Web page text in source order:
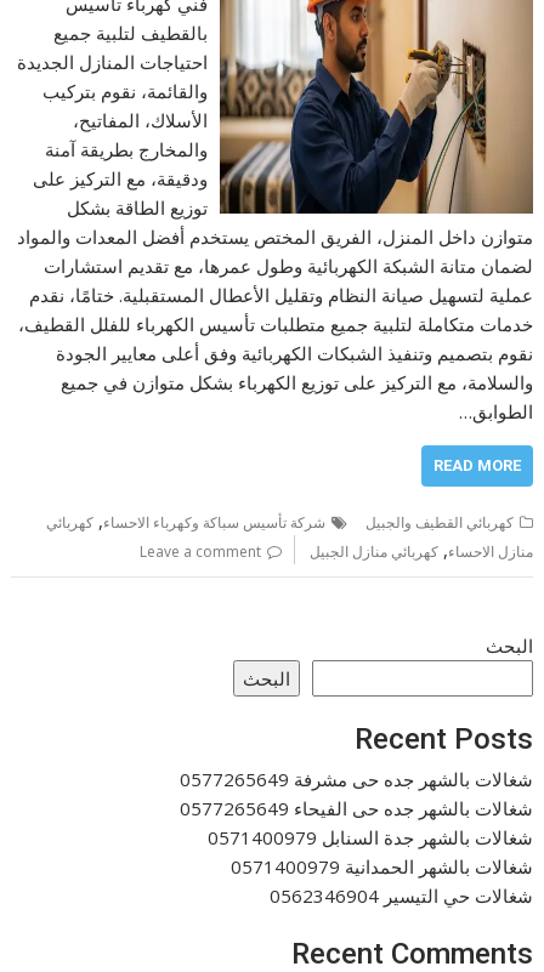
بالقطيف لتلبية جميع
احتياجات المنازل الجديدة
والقائمة، نقوم بتركيب
الأسلاك، المفاتيح،
والمخارج بطريقة آمنة
ودقيقة، مع التركيز على
توزيع الطاقة بشكل
متوازن داخل المنزل، الفريق المختص يستخدم أفضل المعدات والمواد
لضمان متانة الشبكة الكهربائية وطول عمرها، مع تقديم استشارات
عملية لتسهيل صيانة النظام وتقليل الأعطال المستقبلية. ختامًا، نقدم
خدمات متكاملة لتلبية جميع متطلبات تأسيس الكهرباء للفلل القطيف،
نقوم بتصميم وتنفيذ الشبكات الكهربائية وفق أعلى معايير الجودة
والسلامة، مع التركيز على توزيع الكهرباء بشكل متوازن في جميع
الطوابق…
READ MORE
كهربائي القطيف والجبيل شركة تأسيس سباكة وكهرباء الاحساء,كهربائي
منازل الاحساء,كهربائي منازل الجبيل Leave a comment
البحث
البحث
Recent Posts
شغالات بالشهر جده حى مشرفة 0577265649
شغالات بالشهر جده حى الفيحاء 0577265649
شغالات بالشهر جدة السنابل 0571400979
شغالات بالشهر الحمدانية 0571400979
شغالات حي التيسير 0562346904
Recent Comments